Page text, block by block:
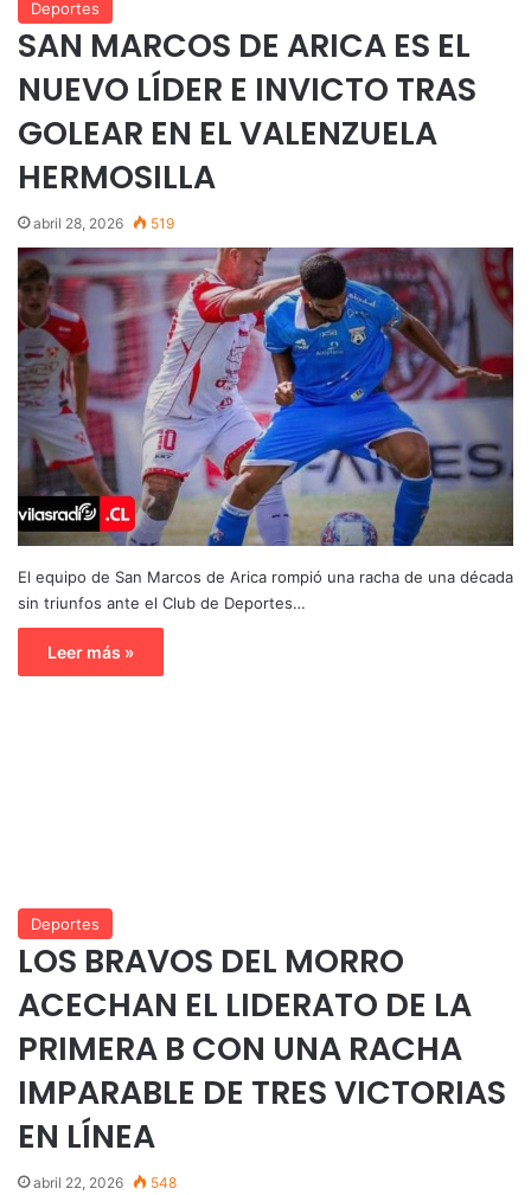
Deportes
SAN MARCOS DE ARICA ES EL
NUEVO LÍDER E INVICTO TRAS
GOLEAR EN EL VALENZUELA
HERMOSILLA
abril 28, 2026 519
El equipo de San Marcos de Arica rompió una racha de una década
sin triunfos ante el Club de Deportes…
Leer más »
Deportes
LOS BRAVOS DEL MORRO
ACECHAN EL LIDERATO DE LA
PRIMERA B CON UNA RACHA
IMPARABLE DE TRES VICTORIAS
EN LÍNEA
abril 22, 2026 548